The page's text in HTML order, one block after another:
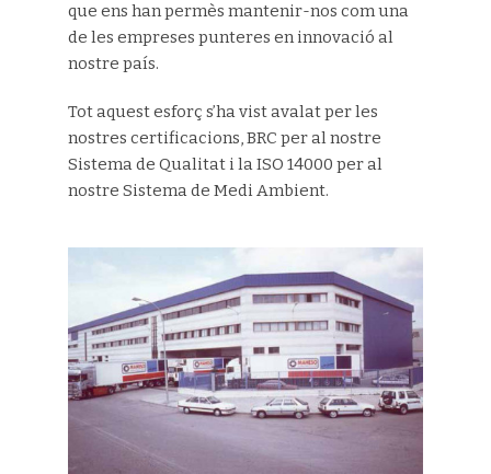
que ens han permès mantenir-nos com una
de les empreses punteres en innovació al
nostre país.
Tot aquest esforç s’ha vist avalat per les
nostres certificacions, BRC per al nostre
Sistema de Qualitat i la ISO 14000 per al
nostre Sistema de Medi Ambient.